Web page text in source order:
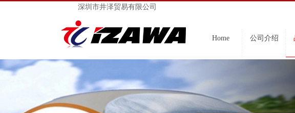
深圳市井泽贸易有限公司
Home 公司介绍